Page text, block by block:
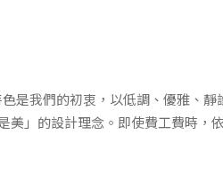
是我們的初衷，以低調、優雅、
」的設計理念。即使費工費時，